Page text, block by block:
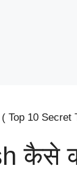
Top 10 Secret
कैसे